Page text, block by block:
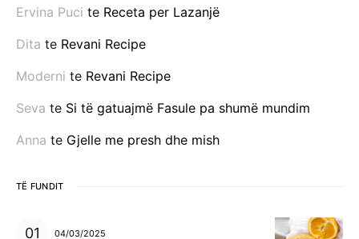
Ervina Puci te Receta per Lazanjë
Dita te Revani Recipe
Moderni te Revani Recipe
Seva te Si të gatuajmë Fasule pa shumë mundim
Anna te Gjelle me presh dhe mish
TË FUNDIT
04/03/2025